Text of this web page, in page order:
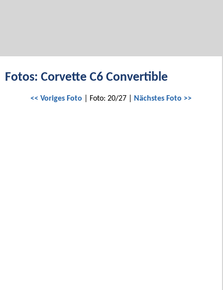
Fotos: Corvette C6 Convertible
<< Voriges Foto | Foto: 20/27 | Nächstes Foto >>